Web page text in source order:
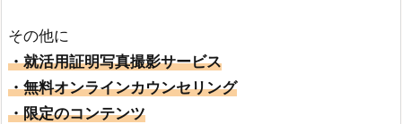
その他に
・就活用証明写真撮影サービス
・無料オンラインカウンセリング
・限定のコンテンツ